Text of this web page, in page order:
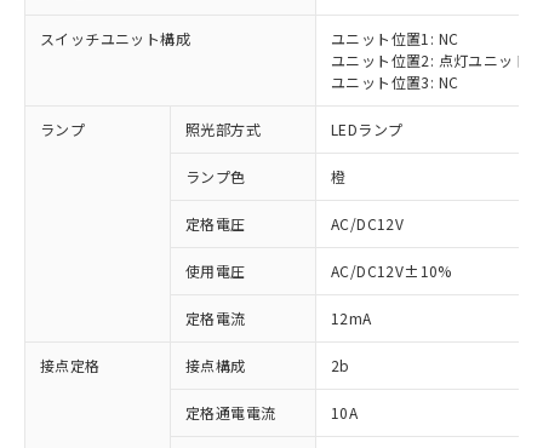
スイッチユニット構成
ユニット位置1: NC
ユニット位置2: 点灯ユニット
ユニット位置3: NC
ランプ 照光部方式 LEDランプ
ランプ色 橙
定格電圧 AC/DC12V
使用電圧 AC/DC12V±10%
定格電流 12mA
接点定格 接点構成 2b
定格通電電流 10A
ご利用条件
※1 対応状況
対応済み：EU RoHS指令（10物質）の
非含有に対応した製品が提供可能な商品で
す。
対応予定：EU RoHS指令（10物質）の非含
有に対応した製品に切り替える予定のある